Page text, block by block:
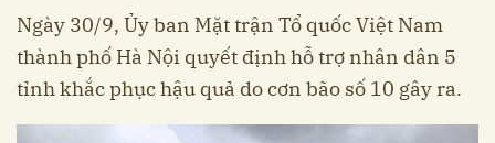
Ngày 30/9, Ủy ban Mặt trận Tổ quốc Việt Nam
thành phố Hà Nội quyết định hỗ trợ nhân dân 5
tỉnh khắc phục hậu quả do cơn bão số 10 gây ra.